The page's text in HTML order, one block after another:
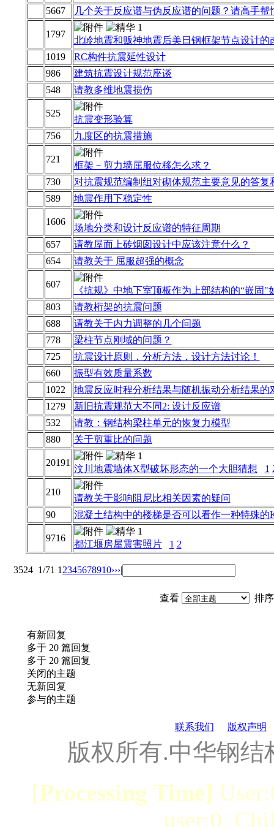
5667
几个关于反应谱与伪反应谱的问题？请高手帮
1797
北岭地震和贩神地震后美日钢框架节点设计的
1019
RC构件抗震延性设计
986
建筑抗震设计规范座谈
548
请教多维地震损伤
525
抗震变形验算
756
九度区的抗震措施
721
框架－剪力墙屈服位移怎么求？
730
对抗震规范编制组对砌体规范主要意见的答复
589
地震作用下稳定性
1606
场地分类和设计反应谱的特征周期
657
请教屋面上砖烟囱设计中应该注意什么？
654
请教关于 屈服超强的概念
607
《抗规》中地下室顶板作为上部结构的“嵌固"
803
请教桁架的抗震问题
688
请教关于内力调整的几个问题
778
梁柱节点刚域的问题？
725
抗震设计原则，分析方法，设计方法讨论！
660
振型有效质量系数
1022
地震反应时程分析结果与随机振动分析结果的
1279
新旧抗震规范大不同2: 设计反应谱
532
请教：钢结构梁柱单元的恢复力模型
880
关于剪重比的问题
20191
汶川地震墙体X型破坏形态的一个大胆猜想 1
210
请教关于影响阻尼比相关因素的疑问
90
混凝土结构中的楼梯是否可以看作一种特殊的
9716
都江堰房屋震害照片 1 2
3524 1/71 1 2345678910›››|
查看 排
有新回复
多于 20 篇回复
多于 20 篇回复
关闭的主题
无新回复
参与的主题
联系我们 版权声明
版权所有.中华钢
[Processing Time]
user:0,